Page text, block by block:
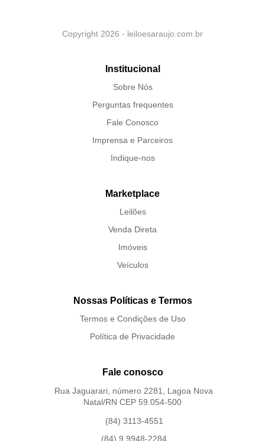
Copyright 2026 - leiloesaraujo.com.br
Institucional
Sobre Nós
Perguntas frequentes
Fale Conosco
Imprensa e Parceiros
Indique-nos
Marketplace
Leilões
Venda Direta
Imóveis
Veículos
Nossas Políticas e Termos
Termos e Condições de Uso
Política de Privacidade
Fale conosco
Rua Jaguarari, número 2281, Lagoa Nova
Natal/RN CEP 59.054-500
(84) 3113-4551
(84) 9 9948-2284